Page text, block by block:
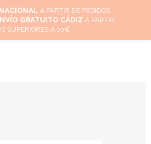
A PARTIR DE PEDIDOS
GRATUITO CÁDIZ A PARTIR
SUPERIORES A 10€